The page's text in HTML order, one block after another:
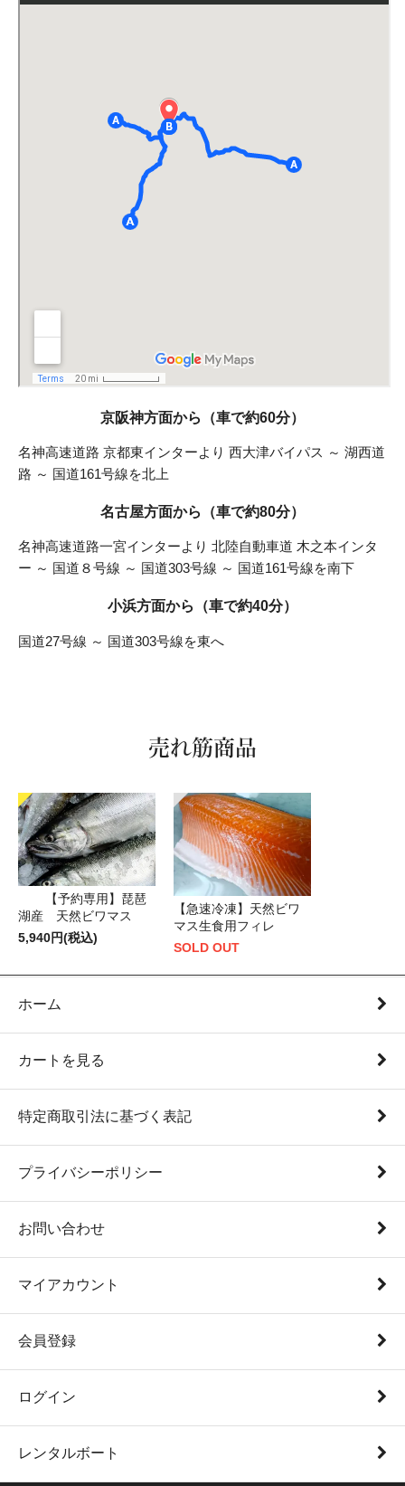
京阪神方面から（車で約60分）
名神高速道路 京都東インターより 西大津バイパス ～ 湖西道
路 ～ 国道161号線を北上
名古屋方面から（車で約80分）
名神高速道路一宮インターより 北陸自動車道 木之本インタ
ー ～ 国道８号線 ～ 国道303号線 ～ 国道161号線を南下
小浜方面から（車で約40分）
国道27号線 ～ 国道303号線を東へ
売れ筋商品
【予約専用】琵琶
湖産 天然ビワマス
5,940円(税込)
【急速冷凍】天然ビワ
マス生食用フィレ
SOLD OUT
ホーム
カートを見る
特定商取引法に基づく表記
プライバシーポリシー
お問い合わせ
マイアカウント
会員登録
ログイン
レンタルボート